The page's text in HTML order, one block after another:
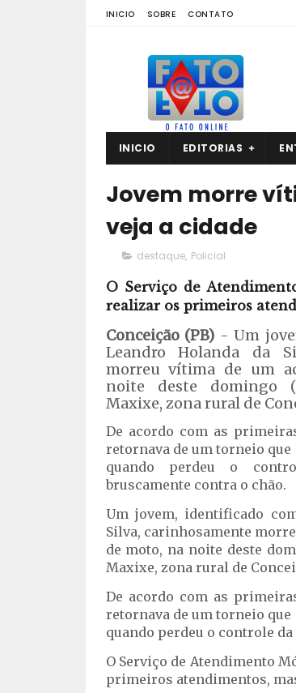
INICIO SOBRE CONTATO
INICIO EDITORIAS
Jovem morre
veja a cidade
destaque, Policial
O Serviço de
realizar os primeiros
Conceição (PB) - Um
Leandro Holanda da
morreu vítima de um
noite deste domingo
Maxixe, zona rural de
De acordo com as
retornava de um torneio
quando perdeu o
bruscamente contra o chão.
Um jovem, identificado
Silva, carinhosamente
de moto, na noite deste
Maxixe, zona rural de
De acordo com as
retornava de um torneio
quando perdeu o controle
O Serviço de Atendimento
primeiros atendimentos,